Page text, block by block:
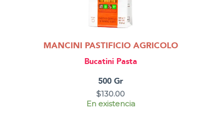
MANCINI PASTIFICIO AGRICOLO
Bucatini Pasta
500 Gr
$130.00
En existencia